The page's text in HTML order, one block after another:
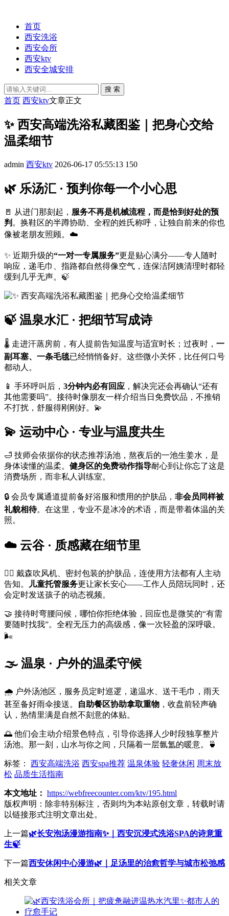
首页
西安洗浴
西安会所
西安ktv
西安全城安排
搜 索
首页 西安ktv文章正文
✨ 西安高端洗浴私藏图鉴｜把身心交给
温柔细节
admin 西安ktv 2026-06-17 05:55:13 150
🌿 乐汤汇 · 预判你每一个小心思
🚪 从进门那刻起， 服务不再是机械流程，而是恰到好处的预
判 。换鞋区的半蹲协助、全程的姓氏称呼，让独自前来的你也
像被老朋友照顾。☁️
✨ 近期升级的“一对一专属服务”更是贴心满分——专人随时
响应，递毛巾、指路都自然得像空气，连保洁阿姨清理时都轻
缓到几乎无声。🍃
🍃 温泉水汇 · 把细节写成诗
🌡️ 走进汗蒸房前，有人提前告知温度与适宜时长；过夜时， 一
副耳塞、一条毛毯已经悄悄备好。这些微小关怀，比任何口号
都动人。
📱 手环呼叫后， 3分钟内必有回应 ，解决完还会再确认“还有
其他需要吗”。接待时像朋友一样介绍当日免费饮品，不推销
不打扰，舒服得刚刚好。💫
💫 运动中心 · 专业与温度共生
🛁 技师会依据你的状态推荐汤池，熬夜后的一池生姜水，是
身体读懂的温柔。 健身区的免费动作指导耐心到让你忘了这是
消费场所，而非私人训练室。
🔒 会员专属通道提前备好浴服和惯用的护肤品， 非会员同样被
礼貌相待。在这里，专业不是冰冷的术语，而是带着体温的关
照。
☁️ 云谷 · 质感藏在细节里
💇‍♀️ 戴森吹风机、密封包装的护肤品，连使用方法都有人主动
告知。
儿童托管服务更让家长安心——工作人员陪玩同时，还
会定时发送孩子的动态视频。
🤝 接待时弯腰问候，哪怕你拒绝体验，回应也是微笑的“有需
要随时找我”。全程无压力的高级感，像一次轻盈的深呼吸。
🌬️
🌫️ 温泉 · 户外的温柔守候
🌧️ 户外汤池区，服务员定时巡逻，递温水、送干毛巾，雨天
甚至备好雨伞接送。
自助餐区协助拿取重物 ，收盘前轻声确
认，热情里满是自然不刻意的体贴。
🌅 他们会主动介绍景色特点，引导你选择人少时段独享整片
汤池。那一刻，山水与你之间，只隔着一层氤氲的暖意。🍵
标签： 西安高端洗浴 西安spa推荐 温泉体验 轻奢休闲 周末放
松 品质生活指南
本文地址： https://webfreecounter.com/ktv/195.html
版权声明： 除非特别标注，否则均为本站原创文章，转载时请
以链接形式注明文章出处。
上一篇🌿长安泡汤漫游指南✨｜西安沉浸式洗浴SPA的诗意重
生🍃
下一篇西安休闲中心漫游🌿｜足汤里的治愈哲学与城市松弛感
相关文章